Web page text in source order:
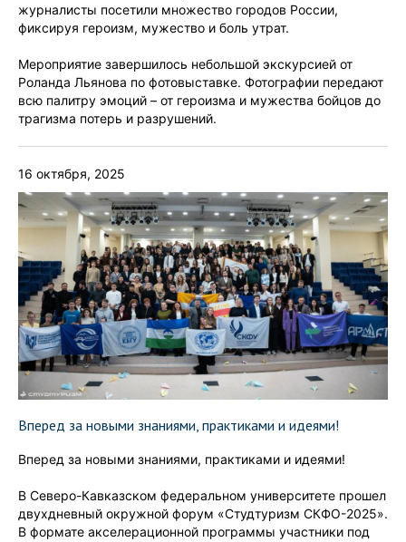
журналисты посетили множество городов России,
фиксируя героизм, мужество и боль утрат.
Мероприятие завершилось небольшой экскурсией от
Роланда Льянова по фотовыставке. Фотографии передают
всю палитру эмоций – от героизма и мужества бойцов до
трагизма потерь и разрушений.
16 октября, 2025
Вперед за новыми знаниями, практиками и идеями!
Вперед за новыми знаниями, практиками и идеями!
В Северо-Кавказском федеральном университете прошел
двухдневный окружной форум «Студтуризм СКФО-2025».
В формате акселерационной программы участники под